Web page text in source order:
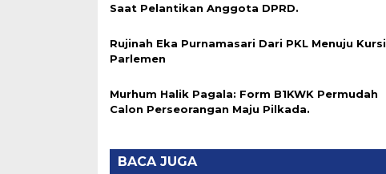
Saat Pelantikan Anggota DPRD.
Rujinah Eka Purnamasari Dari PKL Menuju Kursi
Parlemen
Murhum Halik Pagala: Form B1KWK Permudah
Calon Perseorangan Maju Pilkada.
BACA JUGA